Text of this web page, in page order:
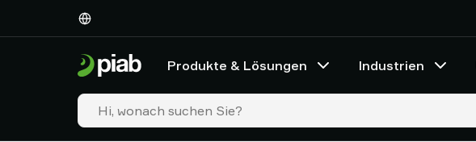
Produkte & Lösungen Industrien
Produkte
Industrien
Technologien
Ressourcen